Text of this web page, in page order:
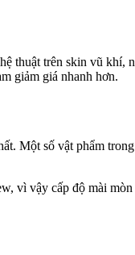
thuật trên skin vũ
giảm giá nhanh hơn.
Một số vật phẩm
vì vậy cấp độ mài